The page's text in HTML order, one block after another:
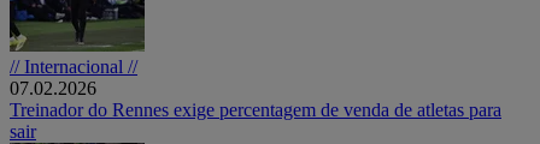
// Internacional //
07.02.2026
Treinador do Rennes exige percentagem de venda de atletas para
sair